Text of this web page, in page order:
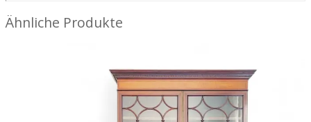
Ähnliche Produkte